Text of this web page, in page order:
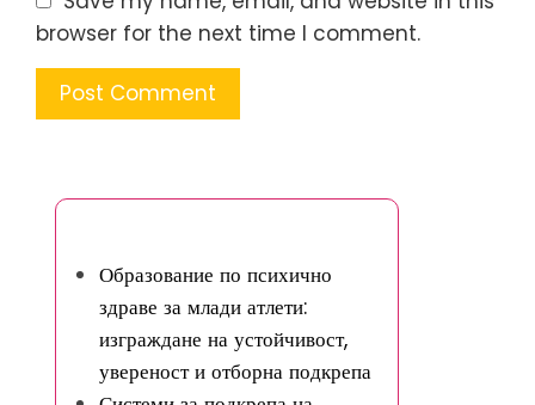
browser for the next time I comment.
Образование по психично
здраве за млади атлети:
изграждане на устойчивост,
увереност и отборна подкрепа